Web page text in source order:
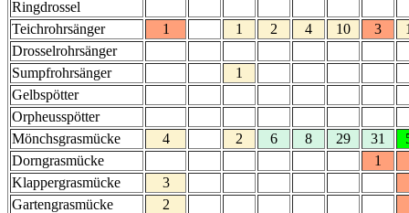
Ringdrossel
Teichrohrsänger
1 1 2 4 10 3
Drosselrohrsänger
Sumpfrohrsänger
1
Gelbspötter
Orpheusspötter
Mönchsgrasmücke
4 2 6 8 29 31
Dorngrasmücke
1
Klappergrasmücke
3
Gartengrasmücke
2